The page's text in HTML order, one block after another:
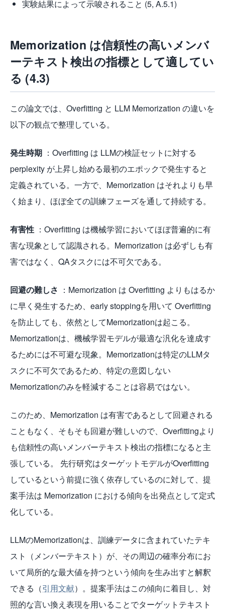
実験結果によって示唆されること (5, A.5.1)
Memorization は信頼性の高いメンバ
ーテキスト検出の指標として適してい
る (4.3)
この論文では、Overfitting と LLM Memorization の違いを
以下の観点で整理している。
発生時期 ：Overfitting は LLMの検証セットに対する
perplexity が上昇し始める最初のエポックで発生すると
定義されている。一方で、Memorization はそれよりも早
く始まり、ほぼ全ての訓練フェーズを通して持続する。
有害性 ：Overfitting は機械学習においてほぼ普遍的に有
害な現象として認識される。Memorization は必ずしも有
害ではなく、QAタスクには不可欠である。
回避の難しさ ：Memorization は Overfitting よりもはるか
に早く発生するため、early stoppingを用いて Overfitting
を防止しても、依然としてMemorizationは起こる。
Memorizationは、機械学習モデルが最適な汎化を達成す
るためには不可避な現象。Memorizationは特定のLLMタ
スクに不可欠であるため、特定の意図しない
Memorizationのみを軽減することは容易ではない。
このため、Memorization は有害であるとして回避される
こともなく、そもそも回避が難しいので、Overfittingより
も信頼性の高いメンバーテキスト検出の指標になると主
張している。 先行研究はターゲットモデルがOverfitting
しているという前提に強く依存しているのに対して、提
案手法は Memorization における傾向を出発点として定式
化している。
LLMのMemorizationは、訓練データに含まれていたテキ
スト（メンバーテキスト）が、その周辺の確率分布にお
いて局所的な最大値を持つという傾向を生み出すと解釈
できる（引用文献）。提案手法はこの傾向に着目し、対
照的な言い換え表現を用いることでターゲットテキスト